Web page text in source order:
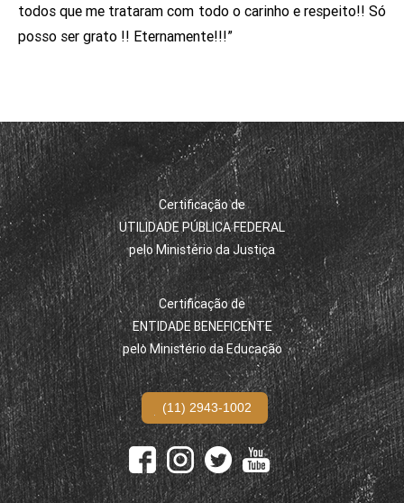
todos que me trataram com todo o carinho e respeito!! Só
posso ser grato !! Eternamente!!!”
Certificação de
UTILIDADE PÚBLICA FEDERAL
pelo Ministério da Justiça
Certificação de
ENTIDADE BENEFICENTE
pelo Ministério da Educação
(11) 2943-1002